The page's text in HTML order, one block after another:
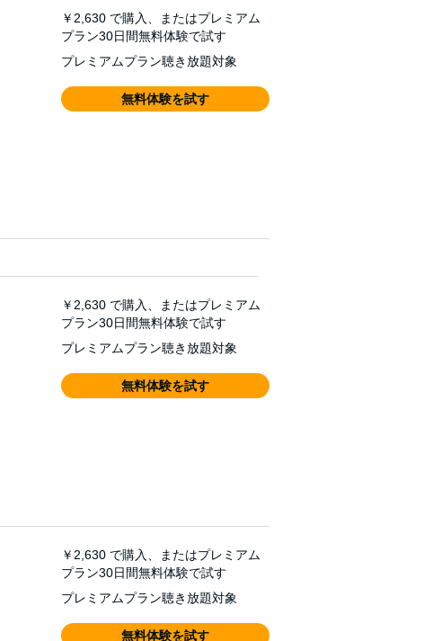
￥2,630 で購入、またはプレミアム
プラン30日間無料体験で試す
プレミアムプラン聴き放題対象
無料体験を試す
￥2,630 で購入、またはプレミアム
プラン30日間無料体験で試す
プレミアムプラン聴き放題対象
無料体験を試す
￥2,630 で購入、またはプレミアム
プラン30日間無料体験で試す
プレミアムプラン聴き放題対象
無料体験を試す